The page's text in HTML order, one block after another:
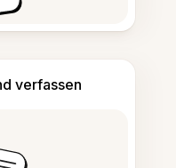
verfassen